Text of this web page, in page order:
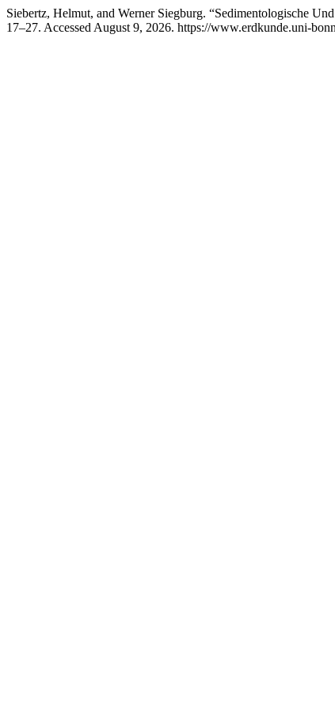
Siebertz, Helmut, and Werner Siegburg. “Sedimentologische
17–27. Accessed August 9, 2026. https://www.erdkunde.uni-